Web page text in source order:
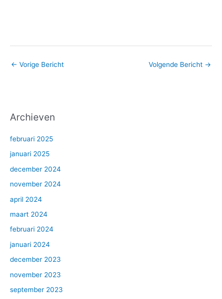
← Vorige Bericht Volgende Bericht →
Archieven
februari 2025
januari 2025
december 2024
november 2024
april 2024
maart 2024
februari 2024
januari 2024
december 2023
november 2023
september 2023